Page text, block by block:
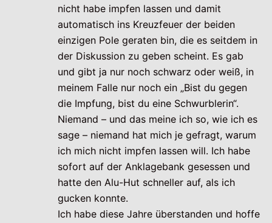
nicht habe impfen lassen und damit
automatisch ins Kreuzfeuer der beiden
einzigen Pole geraten bin, die es seitdem in
der Diskussion zu geben scheint. Es gab
und gibt ja nur noch schwarz oder weiß, in
meinem Falle nur noch ein „Bist du gegen
die Impfung, bist du eine Schwurblerin“.
Niemand – und das meine ich so, wie ich es
sage – niemand hat mich je gefragt, warum
ich mich nicht impfen lassen will. Ich habe
sofort auf der Anklagebank gesessen und
hatte den Alu-Hut schneller auf, als ich
gucken konnte.
Ich habe diese Jahre überstanden und hoffe